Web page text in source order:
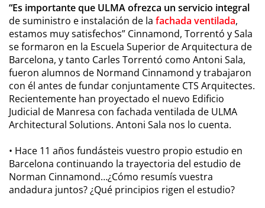
“Es importante que ULMA ofrezca un servicio integral
de suministro e instalación de la fachada ventilada,
estamos muy satisfechos” Cinnamond, Torrentó y Sala
se formaron en la Escuela Superior de Arquitectura de
Barcelona, y tanto Carles Torrentó como Antoni Sala,
fueron alumnos de Normand Cinnamond y trabajaron
con él antes de fundar conjuntamente CTS Arquitectes.
Recientemente han proyectado el nuevo Edificio
Judicial de Manresa con fachada ventilada de ULMA
Architectural Solutions. Antoni Sala nos lo cuenta.
• Hace 11 años fundásteis vuestro propio estudio en
Barcelona continuando la trayectoria del estudio de
Norman Cinnamond…¿Cómo resumís vuestra
andadura juntos? ¿Qué principios rigen el estudio?